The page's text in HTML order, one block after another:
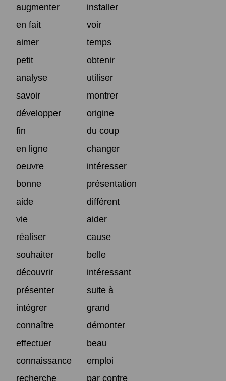
augmenter
installer
en fait
voir
aimer
temps
petit
obtenir
analyse
utiliser
savoir
montrer
développer
origine
fin
du coup
en ligne
changer
oeuvre
intéresser
bonne
présentation
aide
différent
vie
aider
réaliser
cause
souhaiter
belle
découvrir
intéressant
présenter
suite à
intégrer
grand
connaître
démonter
effectuer
beau
connaissance
emploi
recherche
par contre